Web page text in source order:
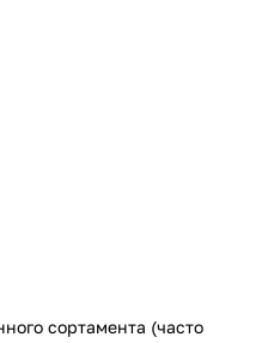
сортамента (часто